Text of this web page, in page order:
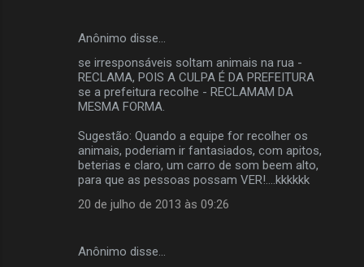
Anônimo disse…
se irresponsáveis soltam animais na rua -
RECLAMA, POIS A CULPA É DA PREFEITURA
se a prefeitura recolhe - RECLAMAM DA
MESMA FORMA.
Sugestão: Quando a equipe for recolher os
animais, poderiam ir fantasiados, com apitos,
beterias e claro, um carro de som beem alto,
para que as pessoas possam VER!....kkkkkk
20 de julho de 2013 às 09:26
Anônimo disse…